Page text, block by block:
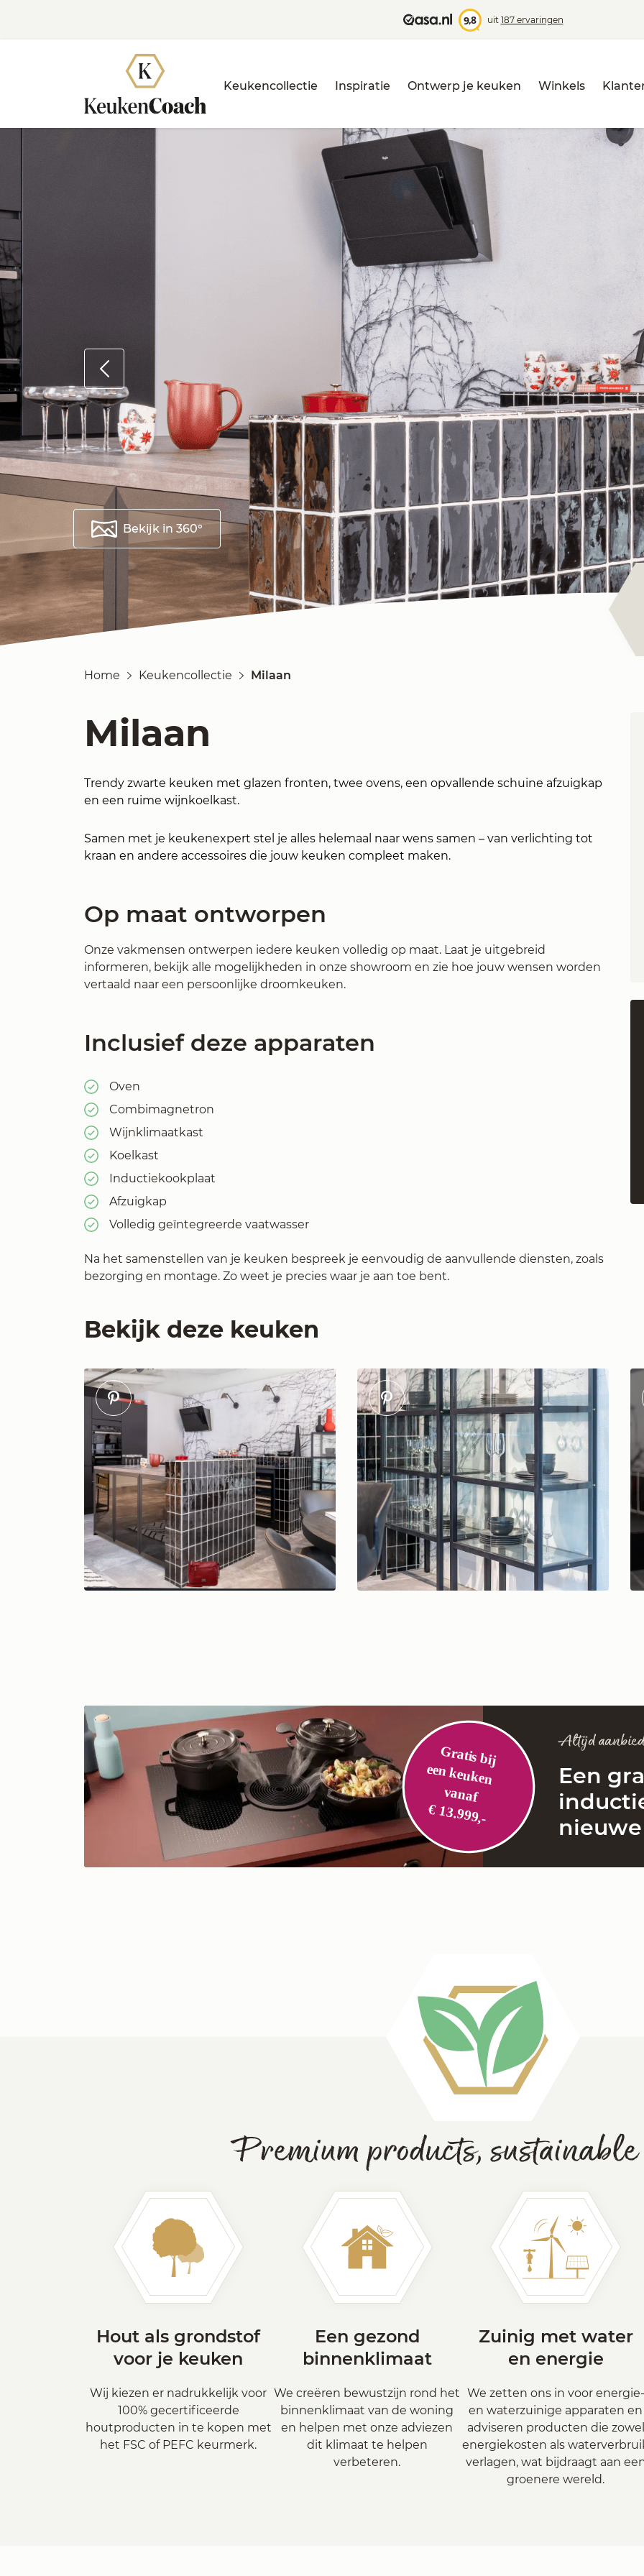
9,8 uit 187 ervaringen
Keukencollectie Inspiratie Ontwerp je keuken Winkels
Bekijk in 360°
Home Keukencollectie Milaan
Milaan
Trendy zwarte keuken met glazen fronten, twee ovens, een opvallende schuine afzuigkap
en een ruime wijnkoelkast.
Samen met je keukenexpert stel je alles helemaal naar wens samen – van verlichting tot
kraan en andere accessoires die jouw keuken compleet maken.
Op maat ontworpen
Onze vakmensen ontwerpen iedere keuken volledig op maat. Laat je uitgebreid
informeren, bekijk alle mogelijkheden in onze showroom en zie hoe jouw wensen worden
vertaald naar een persoonlijke droomkeuken.
Inclusief deze apparaten
Oven
Combimagnetron
Wijnklimaatkast
Koelkast
Inductiekookplaat
Afzuigkap
Volledig geïntegreerde vaatwasser
Na het samenstellen van je keuken bespreek je eenvoudig de aanvullende diensten, zoals
bezorging en montage. Zo weet je precies waar je aan toe bent.
Bekijk deze keuken
Altijd
Een
Premium products,
Hout als grondstof
voor je keuken
Wij kiezen er nadrukkelijk voor
100% gecertificeerde
houtproducten in te kopen met
het FSC of PEFC keurmerk.
Een gezond
binnenklimaat
We creëren bewustzijn rond het
binnenklimaat van de woning
en helpen met onze adviezen
dit klimaat te helpen
verbeteren.
Zuinig met water
en energie
We zetten ons in voor energie-
en waterzuinige apparaten en
adviseren producten die zowel
energiekosten als
verlagen, wat bijdraagt aan
groenere wereld.